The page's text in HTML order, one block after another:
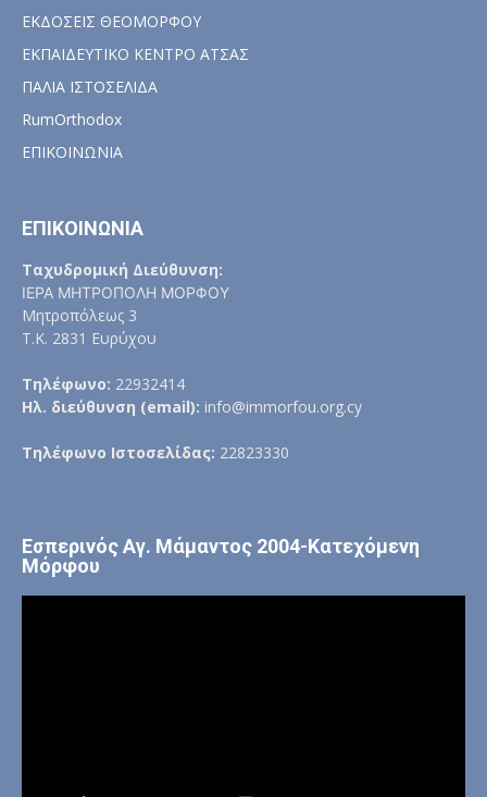
ΕΚΔΟΣΕΙΣ ΘΕΟΜΟΡΦΟΥ
ΕΚΠΑΙΔΕΥΤΙΚΟ ΚΕΝΤΡΟ ΑΤΣΑΣ
ΠΑΛΙΑ ΙΣΤΟΣΕΛΙΔΑ
RumOrthodox
ΕΠΙΚΟΙΝΩΝΙΑ
ΕΠΙΚΟΙΝΩΝΙΑ
Ταχυδρομική Διεύθυνση:
ΙΕΡΑ ΜΗΤΡΟΠΟΛΗ ΜΟΡΦΟΥ
Μητροπόλεως 3
Τ.Κ. 2831 Ευρύχου
Τηλέφωνο: 22932414
Ηλ. διεύθυνση (email): info@immorfou.org.cy
Τηλέφωνο Ιστοσελίδας: 22823330
Εσπερινός Αγ. Μάμαντος 2004-Κατεχόμενη
Μόρφου